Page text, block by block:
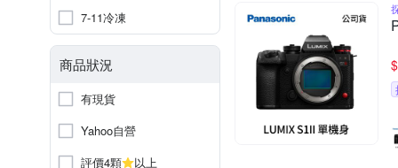
7-11冷凍
商品狀況
有現貨
Yahoo自營
評價4顆
以上
$